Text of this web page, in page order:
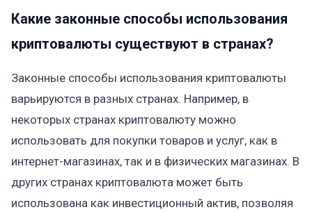
Какие законные способы использования
криптовалюты существуют в странах?
Законные способы использования криптовалюты
варьируются в разных странах. Например, в
некоторых странах криптовалюту можно
использовать для покупки товаров и услуг, как в
интернет-магазинах, так и в физических магазинах. В
других странах криптовалюта может быть
использована как инвестиционный актив, позволяя